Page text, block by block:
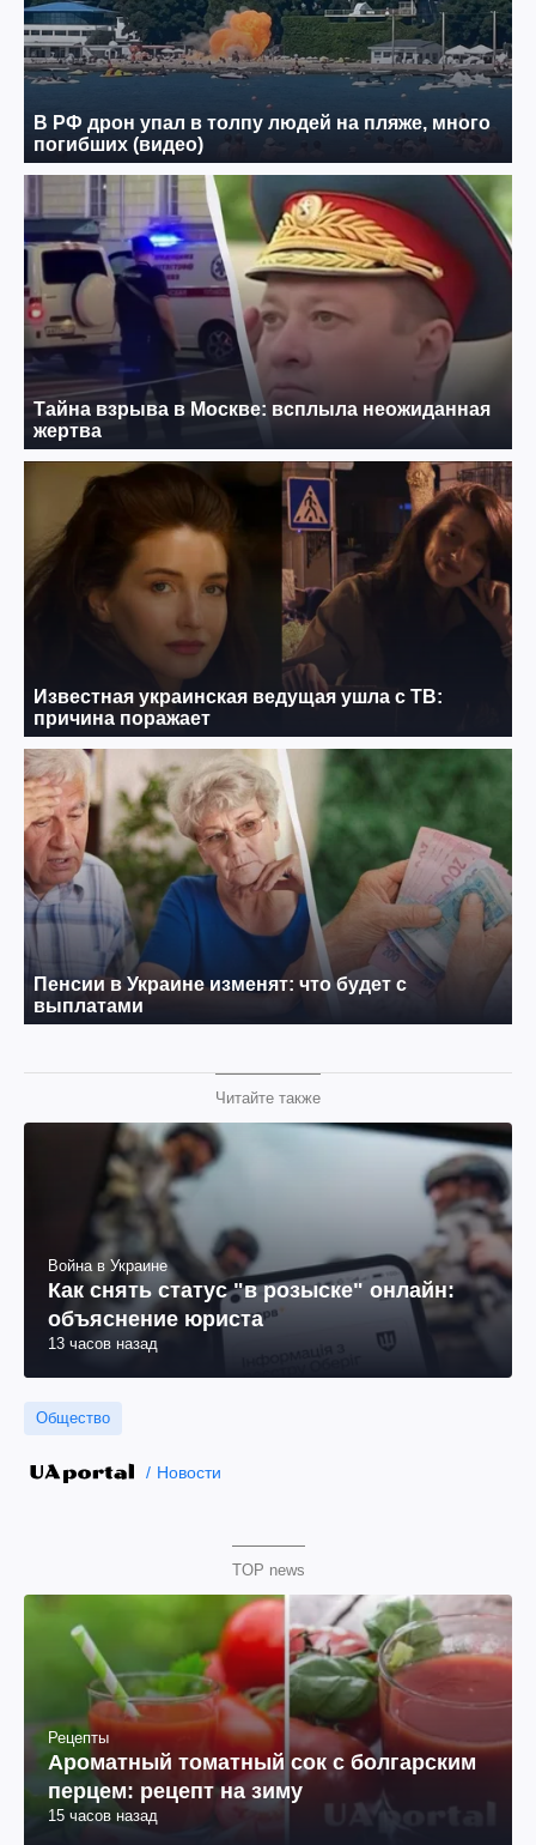
Читайте также
Война в Украине
Как снять статус "в розыске" онлайн:
объяснение юриста
13 часов назад
Общество
Новости
TOP news
Рецепты
Ароматный томатный сок с болгарским
перцем: рецепт на зиму
15 часов назад